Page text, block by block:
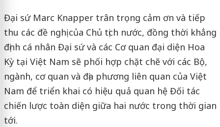
Đại sứ Marc Knapper trân trọng cảm ơn và tiếp
thu các đề nghị của Chủ tịch nước, đồng thời khẳng
định cá nhân Đại sứ và các Cơ quan đại diện Hoa
Kỳ tại Việt Nam sẽ phối hợp chặt chẽ với các Bộ,
ngành, cơ quan và địa phương liên quan của Việt
Nam để triển khai có hiệu quả quan hệ Đối tác
chiến lược toàn diện giữa hai nước trong thời gian
tới.